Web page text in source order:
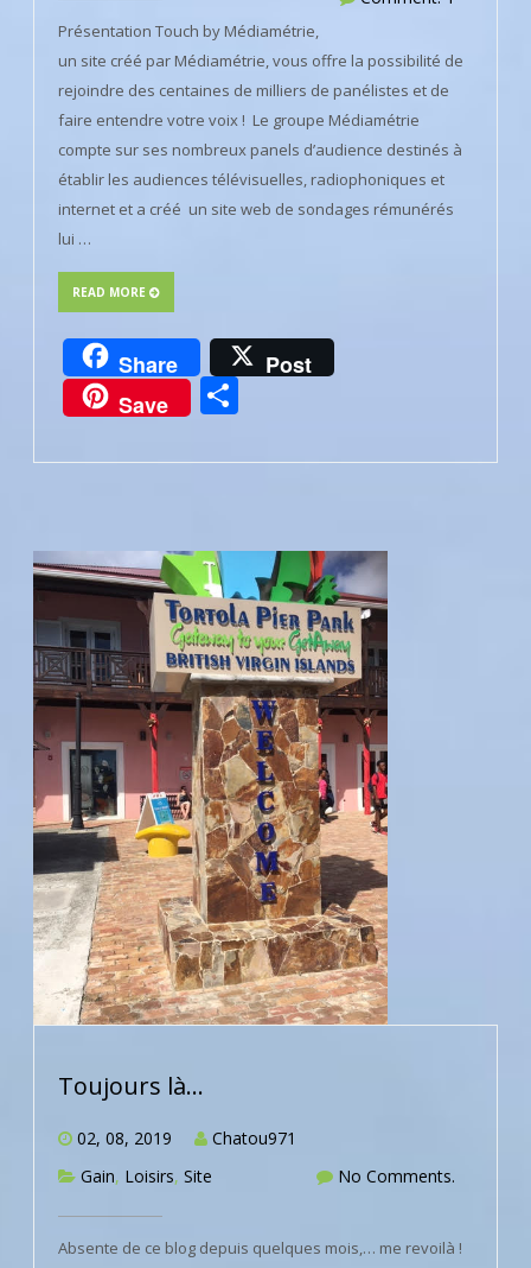
Présentation Touch by Médiamétrie,
un site créé par Médiamétrie, vous offre la possibilité de
rejoindre des centaines de milliers de panélistes et de
faire entendre votre voix ! Le groupe Médiamétrie
compte sur ses nombreux panels d’audience destinés à
établir les audiences télévisuelles, radiophoniques et
internet et a créé un site web de sondages rémunérés
lui …
READ MORE
Share
Post
Save
Toujours là…
02, 08, 2019
Chatou971
Gain, Loisirs, Site No Comments.
Absente de ce blog depuis quelques mois,… me revoilà !